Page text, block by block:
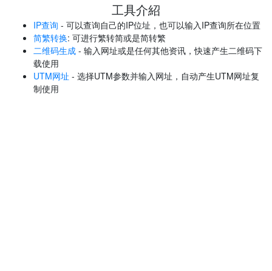
工具介紹
IP查询 - 可以查询自己的IP位址，也可以输入IP查询所在位置
简繁转换: 可进行繁转简或是简转繁
二维码生成 - 输入网址或是任何其他资讯，快速产生二维码下
载使用
UTM网址 - 选择UTM参数并输入网址，自动产生UTM网址复
制使用